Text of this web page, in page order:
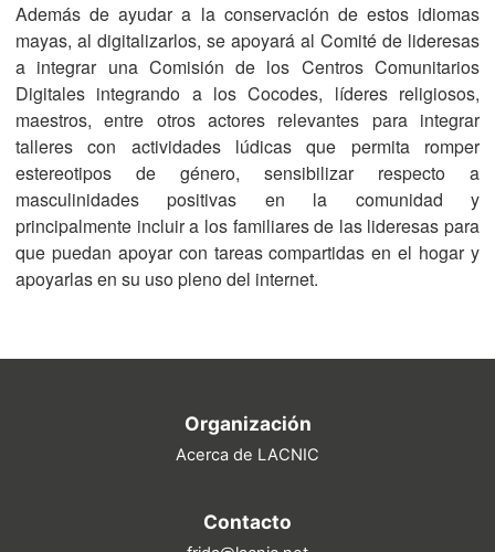
Además de ayudar a la conservación de estos idiomas
mayas, al digitalizarlos, se apoyará al Comité de lideresas
a integrar una Comisión de los Centros Comunitarios
Digitales integrando a los Cocodes, líderes religiosos,
maestros, entre otros actores relevantes para integrar
talleres con actividades lúdicas que permita romper
estereotipos de género, sensibilizar respecto a
masculinidades positivas en la comunidad y
principalmente incluir a los familiares de las lideresas para
que puedan apoyar con tareas compartidas en el hogar y
apoyarlas en su uso pleno del internet.
Organización
Acerca de LACNIC
Contacto